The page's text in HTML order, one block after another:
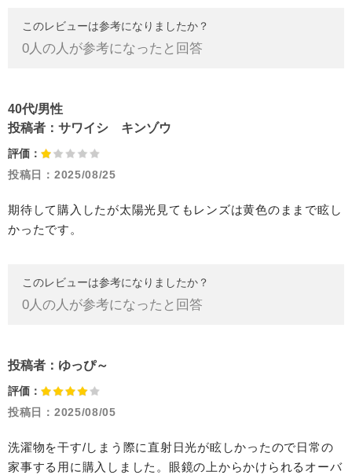
このレビューは参考になりましたか？
0人の人が参考になったと回答
40代/男性
投稿者： サワイシ キンゾウ
評価：
投稿日： 2025/08/25
期待して購入したが太陽光見てもレンズは黄色のままで眩し
かったです。
このレビューは参考になりましたか？
0人の人が参考になったと回答
投稿者： ゆっぴ～
評価：
投稿日： 2025/08/05
洗濯物を干す/しまう際に直射日光が眩しかったので日常の
家事する用に購入しました。眼鏡の上からかけられるオーバ